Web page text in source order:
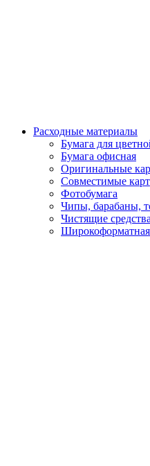
Расходные материалы
Бумага для
Бумага офисная
Оригинальные
Совместимые
Фотобумага
Чипы, барабаны,
Чистящие средства
Широкоформатная